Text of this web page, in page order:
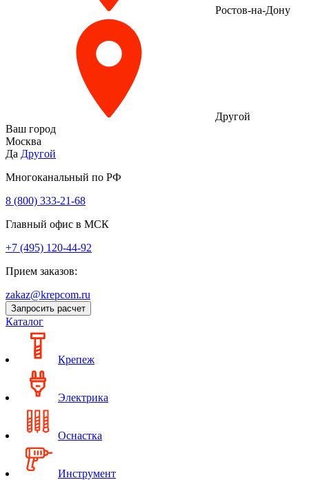
Ростов-на-Дону
Другой
Ваш город
Москва
Да Другой
Многоканальный по РФ
8 (800) 333‑21-68
Главный офис в МСК
+7 (495) 120-44-92
Прием заказов:
zakaz@krepcom.ru
Запросить расчет
Каталог
Крепеж
Электрика
Оснастка
Инструмент